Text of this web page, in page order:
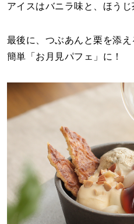
アイスはバニラ味と、ほうじ
最後に、つぶあんと栗を添え
簡単「お月見パフェ」に！